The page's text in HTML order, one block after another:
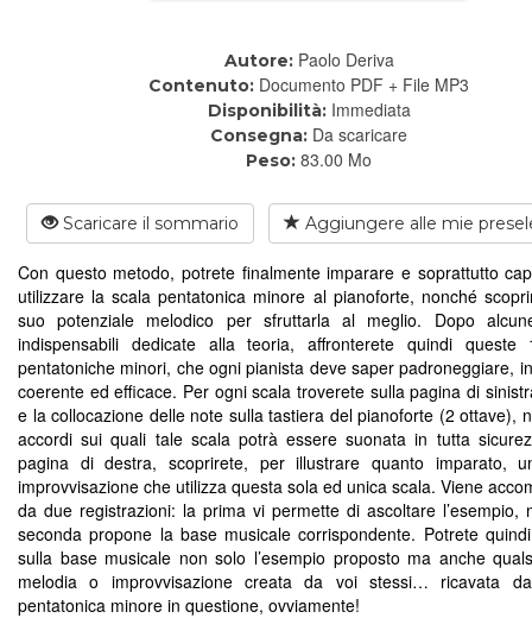
Autore: Paolo Deriva
Contenuto: Documento PDF + File MP3
Disponibilità: Immediata
Consegna: Da scaricare
Peso: 83.00 Mo
Scaricare il sommario Aggiungere alle mie
Con questo metodo, potrete finalmente imparare e soprattutto
utilizzare la scala pentatonica minore al pianoforte, nonché
suo potenziale melodico per sfruttarla al meglio. Dopo
indispensabili dedicate alla teoria, affronterete quindi queste
pentatoniche minori, che ogni pianista deve saper padroneggiare,
coerente ed efficace. Per ogni scala troverete sulla pagina di
e la collocazione delle note sulla tastiera del pianoforte (2 ottave),
accordi sui quali tale scala potrà essere suonata in tutta
pagina di destra, scoprirete, per illustrare quanto imparato,
improvvisazione che utilizza questa sola ed unica scala. Viene
da due registrazioni: la prima vi permette di ascoltare l’esempio,
seconda propone la base musicale corrispondente. Potrete
sulla base musicale non solo l’esempio proposto ma anche
melodia o improvvisazione creata da voi stessi… ricavata
pentatonica minore in questione, ovviamente!